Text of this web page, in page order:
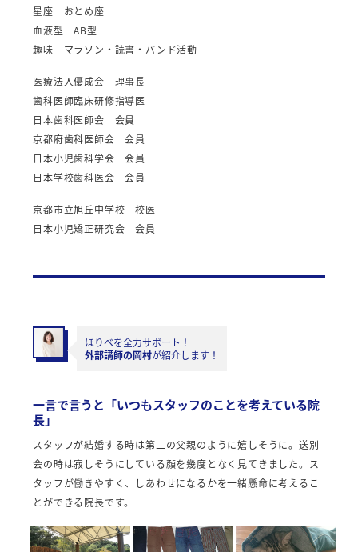
星座 おとめ座
血液型 AB型
趣味 マラソン・読書・バンド活動
医療法人優成会 理事長
歯科医師臨床研修指導医
日本歯科医師会 会員
京都府歯科医師会 会員
日本小児歯科学会 会員
日本学校歯科医会 会員
京都市立旭丘中学校 校医
日本小児矯正研究会 会員
ほりべを全力サポート！
外部講師の岡村が紹介します！
一言で言うと「いつもスタッフのことを考えている院
長」
スタッフが結婚する時は第二の父親のように嬉しそうに。送別
会の時は寂しそうにしている顔を幾度となく見てきました。ス
タッフが働きやすく、しあわせになるかを一緒懸命に考えるこ
とができる院長です。